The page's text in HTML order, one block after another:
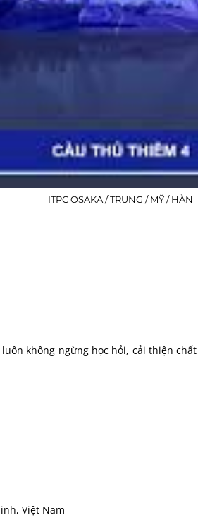
ITPC OSAKA / TRUNG / MỸ / HÀN
luôn không ngừng học hỏi, cải thiện
Việt Nam